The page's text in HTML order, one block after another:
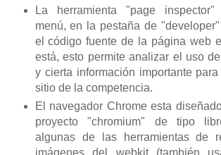
La herramienta "page inspector"
menú, en la pestaña de
el código fuente de la página web
está, esto permite analizar el uso
y cierta información importante para
sitio de la competencia.
El navegador Chrome esta
proyecto "chromium" de tipo
algunas de las herramientas de